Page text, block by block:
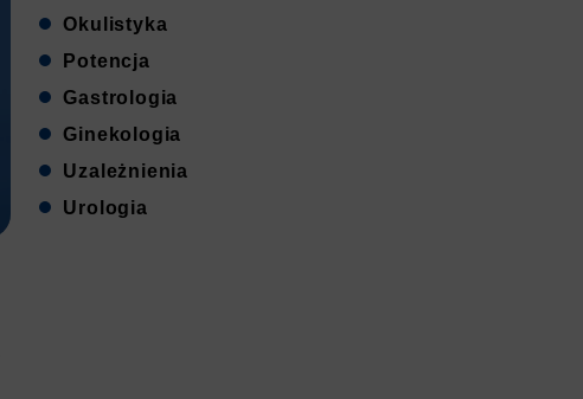
Okulistyka
Potencja
Gastrologia
Ginekologia
Uzależnienia
Urologia